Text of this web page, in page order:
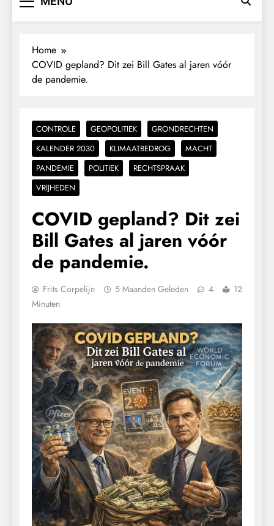
Home
COVID gepland? Dit zei Bill Gates al jaren vóór
de pandemie.
CONTROLE GEOPOLITIEK
GRONDRECHTEN
KALENDER 2030
KLIMAATBEDROG
MACHT
PANDEMIE
POLITIEK
RECHTSPRAAK
VRIJHEDEN
COVID gepland? Dit zei
Bill Gates al jaren vóór
de pandemie.
Frits Corpelijn 5 Maanden Geleden 4
12
Minuten